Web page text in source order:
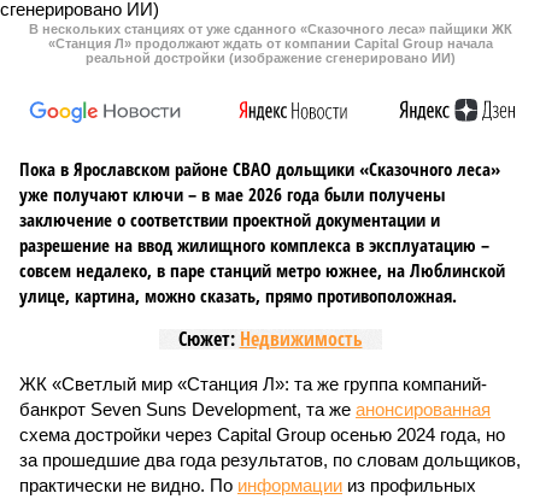
В нескольких станциях от уже сданного «Сказочного леса» пайщики ЖК
«Станция Л» продолжают ждать от компании Capital Group начала
реальной достройки (изображение сгенерировано ИИ)
Пока в Ярославском районе СВАО дольщики «Сказочного леса»
уже получают ключи – в мае 2026 года были получены
заключение о соответствии проектной документации и
разрешение на ввод жилищного комплекса в эксплуатацию –
совсем недалеко, в паре станций метро южнее, на Люблинской
улице, картина, можно сказать, прямо противоположная.
Сюжет: Недвижимость
ЖК «Светлый мир «Станция Л»: та же группа компаний-
банкрот Seven Suns Development, та же анонсированная
схема достройки через Capital Group осенью 2024 года, но
за прошедшие два года результатов, по словам дольщиков,
практически не видно. По информации из профильных